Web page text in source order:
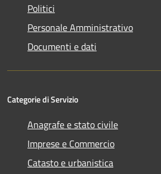
Politici
Personale Amministrativo
Documenti e dati
Categorie di Servizio
Anagrafe e stato civile
Imprese e Commercio
Catasto e urbanistica